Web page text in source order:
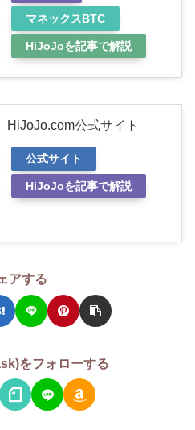
マネックスBTC
HiJoJoを記事で解説
HiJoJo.com公式サイト
公式サイト
HiJoJoを記事で解説
アする
をフォローする